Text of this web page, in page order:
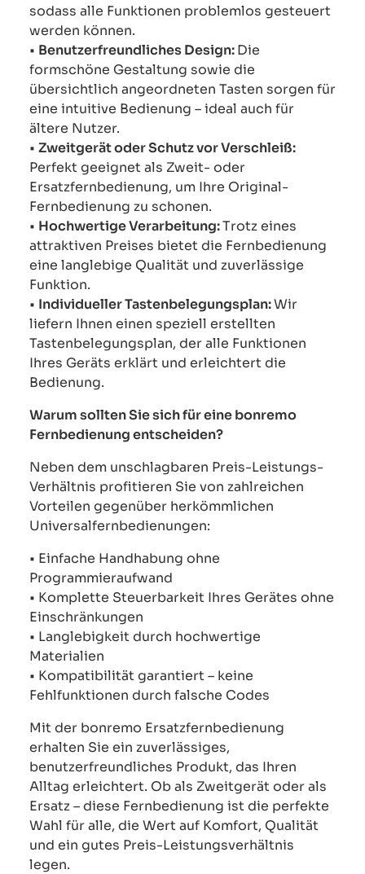
sodass alle Funktionen problemlos gesteuert
werden können.
• Benutzerfreundliches Design:Die
formschöne Gestaltung sowie die
übersichtlich angeordneten Tasten sorgen für
eine intuitive Bedienung – ideal auch für
ältere Nutzer.
• Zweitgerät oder Schutz vor Verschleiß:
Perfekt geeignet als Zweit- oder
Ersatzfernbedienung, um Ihre Original-
Fernbedienung zu schonen.
• Hochwertige Verarbeitung:Trotz eines
attraktiven Preises bietet die Fernbedienung
eine langlebige Qualität und zuverlässige
Funktion.
• Individueller Tastenbelegungsplan:Wir
liefern Ihnen einen speziell erstellten
Tastenbelegungsplan, der alle Funktionen
Ihres Geräts erklärt und erleichtert die
Bedienung.
Warum sollten Sie sich für eine bonremo
Fernbedienung entscheiden?
Neben dem unschlagbaren Preis-Leistungs-
Verhältnis profitieren Sie von zahlreichen
Vorteilen gegenüber herkömmlichen
Universalfernbedienungen:
• Einfache Handhabung ohne
Programmieraufwand
• Komplette Steuerbarkeit Ihres Gerätes ohne
Einschränkungen
• Langlebigkeit durch hochwertige
Materialien
• Kompatibilität garantiert – keine
Fehlfunktionen durch falsche Codes
Mit der bonremo Ersatzfernbedienung
erhalten Sie ein zuverlässiges,
benutzerfreundliches Produkt, das Ihren
Alltag erleichtert. Ob als Zweitgerät oder als
Ersatz – diese Fernbedienung ist die perfekte
Wahl für alle, die Wert auf Komfort, Qualität
und ein gutes Preis-Leistungsverhältnis
legen.